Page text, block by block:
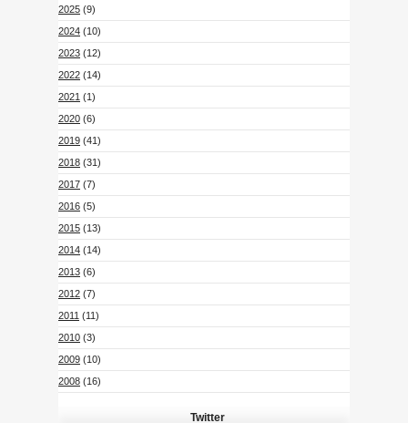
2025 (9)
2024 (10)
2023 (12)
2022 (14)
2021 (1)
2020 (6)
2019 (41)
2018 (31)
2017 (7)
2016 (5)
2015 (13)
2014 (14)
2013 (6)
2012 (7)
2011 (11)
2010 (3)
2009 (10)
2008 (16)
Twitter